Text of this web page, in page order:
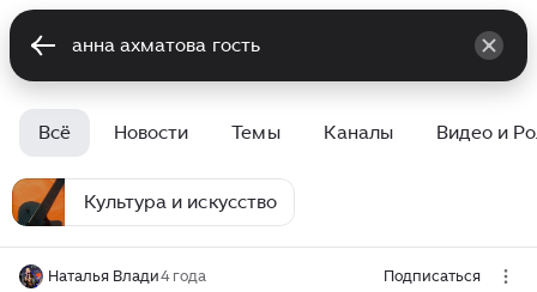
Всё Новости Темы Каналы Видео и
Культура и искусство
Наталья Влади4 года Подписаться